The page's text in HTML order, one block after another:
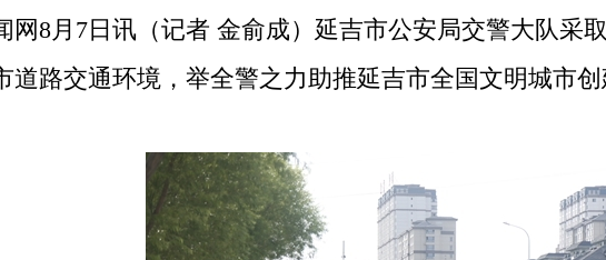
月7日讯（记者 金俞成）延吉市公安局交警大队采
道路交通环境，举全警之力助推延吉市全国文明城市创